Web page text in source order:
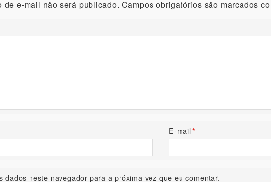
de e-mail não será publicado. Campos obrigatórios são marcados
E-mail*
dados neste navegador para a próxima vez que eu comentar.